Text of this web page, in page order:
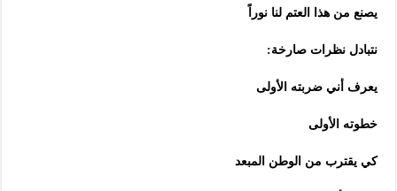
يصنع من هذا العتم لنا نوراً
نتبادل نظرات صارخة:
يعرف أني ضربته الأولى
خطوته الأولى
كي يقترب من الوطن المبعد